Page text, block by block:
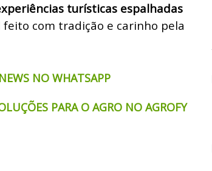
turísticas espalhadas
feito com tradição e carinho pela
NO WHATSAPP
PARA O AGRO NO AGROFY